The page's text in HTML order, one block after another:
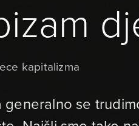
kapitalizma
se